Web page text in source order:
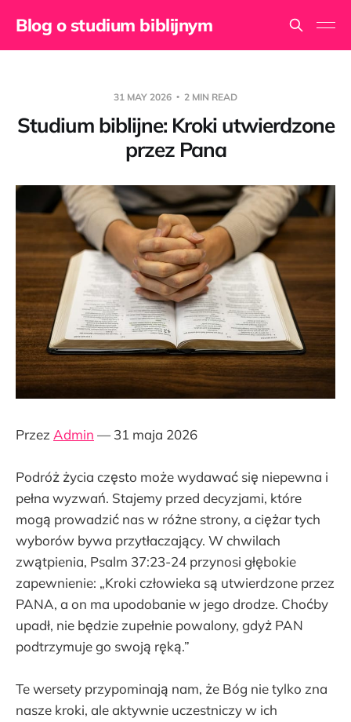
Blog o studium biblijnym
31 MAY 2026 2 MIN READ
Studium biblijne: Kroki utwierdzone
przez Pana
Przez Admin — 31 maja 2026
Podróż życia często może wydawać się niepewna i
pełna wyzwań. Stajemy przed decyzjami, które
mogą prowadzić nas w różne strony, a ciężar tych
wyborów bywa przytłaczający. W chwilach
zwątpienia, Psalm 37:23-24 przynosi głębokie
zapewnienie: „Kroki człowieka są utwierdzone przez
PANA, a on ma upodobanie w jego drodze. Choćby
upadł, nie będzie zupełnie powalony, gdyż PAN
podtrzymuje go swoją ręką.”
Te wersety przypominają nam, że Bóg nie tylko zna
nasze kroki, ale aktywnie uczestniczy w ich